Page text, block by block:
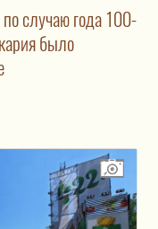
случаю года 100-
было